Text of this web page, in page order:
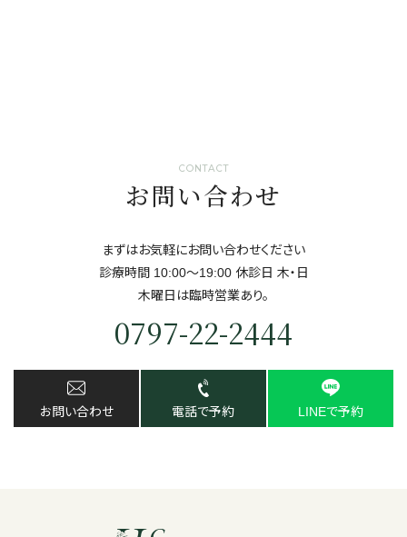
CONTACT
お問い合わせ
まずはお気軽にお問い合わせください
診療時間 10:00～19:00 休診日 ⽊・⽇
⽊曜日は臨時営業あり。
0797-22-2444
お問い合わせ 電話で予約 LINEで予約